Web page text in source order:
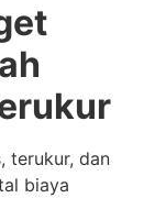
terukur, dan
biaya